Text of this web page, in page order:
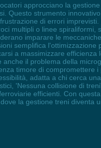
approcciano la
Questo strumento
di errori
multipli o linee spiraliformi,
imparare le
semplifica
a massimizzare
il problema della
timore di compromettere
adatta a chi cerca
'Nessuna collisione di
efficienti. Con
la gestione treni diventa